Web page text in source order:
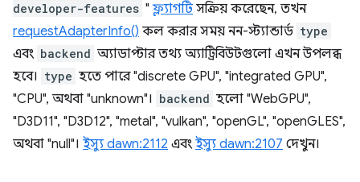
developer-features "ফ্ল্যাগটিসক্রিয় করেছেন, তখন
requestAdapterInfo() কল করার সময় নন-স্ট্যান্ডার্ড type
এবং backend অ্যাডাপ্টার তথ্য অ্যাট্রিবিউটগুলো এখন উপলব্ধ
হবে। type হতে পারে "discrete GPU", "integrated GPU",
"CPU", অথবা "unknown"। backend হলো "WebGPU",
"D3D11", "D3D12", "metal", "vulkan", "openGL", "openGLES",
অথবা "null"। ইস্যু dawn:2112 এবং ইস্যু dawn:2107 দেখুন।